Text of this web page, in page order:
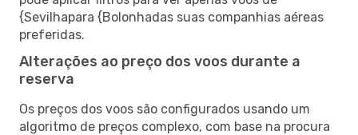
{Sevilhapara {Bolonhadas suas companhias aéreas
preferidas.
Alterações ao preço dos voos durante a
reserva
Os preços dos voos são configurados usando um
algoritmo de preços complexo, com base na procura